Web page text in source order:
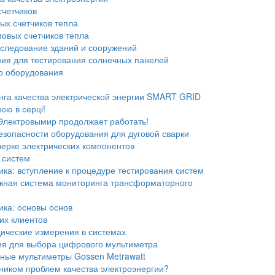
счетчиков тепла
счетчиков тепла
зданий и сооружений
для тестирования солнечных панелей
оборудования
качества электрической энергии SMART GRID
в серці!
продолжает работать!
оборудования для дуговой сварки
электрических компонентов
вступление к процедуре тестирования систем
система мониторинга трансформаторного
основы основ
клиентов
измерения в системах
для выбора цифрового мультиметра
мультиметры Gossen Metrawatt
проблем качества электроэнергии?